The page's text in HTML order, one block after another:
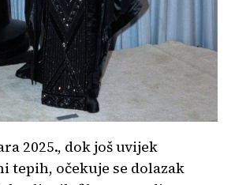
2025., dok još uvijek
tepih, očekuje se dolazak